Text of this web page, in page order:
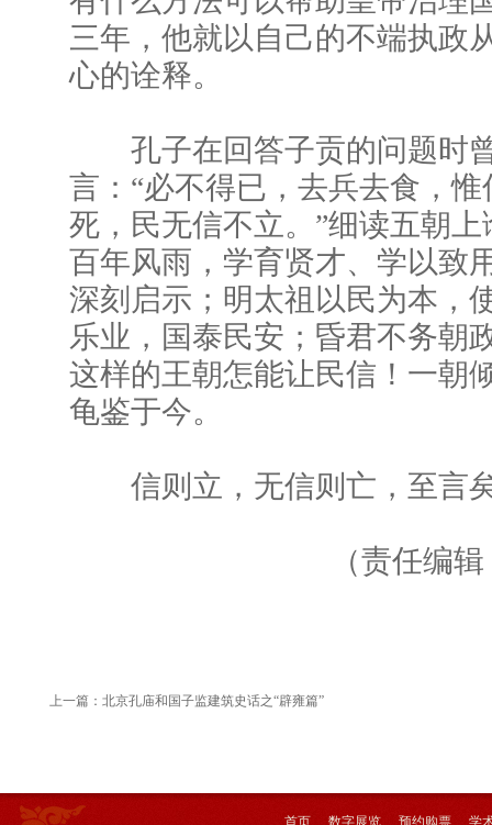
三年，他就以自己的不端执政
心的诠释。
孔子在回答子贡的问题时
言：“必不得已，去兵去食，
死，民无信不立。”细读五朝
百年风雨，学育贤才、学以致
深刻启示；明太祖以民为本，
乐业，国泰民安；昏君不务朝
这样的王朝怎能让民信！一朝
龟鉴于今。
信则立，无信则亡，至言
（责任编辑：
上一篇： 北京孔庙和国子监建筑史话之“辟雍篇”
首页 数字展览 预约购票 学